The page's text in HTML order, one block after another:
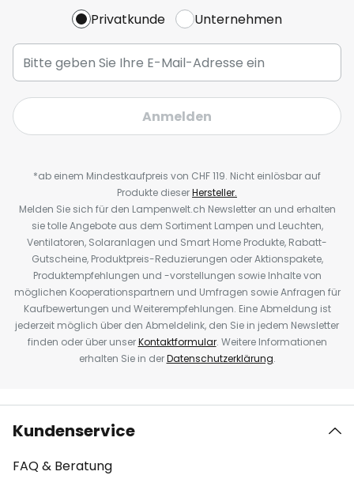
Privatkunde Unternehmen
Anmelden
*ab einem Mindestkaufpreis von CHF 119. Nicht einlösbar auf
Produkte dieserHersteller.
Melden Sie sich für den Lampenwelt.ch Newsletter an und erhalten
sie tolle Angebote aus dem Sortiment Lampen und Leuchten,
Ventilatoren, Solaranlagen und Smart Home Produkte, Rabatt-
Gutscheine, Produktpreis-Reduzierungen oder Aktionspakete,
Produktempfehlungen und -vorstellungen sowie Inhalte von
möglichen Kooperationspartnern und Umfragen sowie Anfragen für
Kaufbewertungen und Weiterempfehlungen. Eine Abmeldung ist
jederzeit möglich über den Abmeldelink, den Sie in jedem Newsletter
finden oder über unserKontaktformular. Weitere Informationen
erhalten Sie in derDatenschutzerklärung.
Kundenservice
FAQ & Beratung